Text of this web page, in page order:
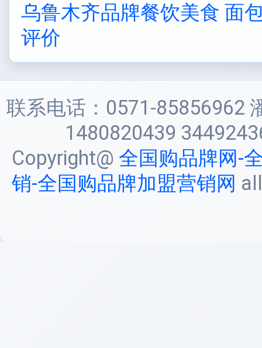
乌鲁木齐品牌餐饮美食 面
评价
联系电话：0571-85856962
1480820439
Copyright@ 全国购品牌网-
销-全国购品牌加盟营销网